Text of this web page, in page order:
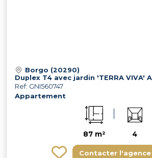
Borgo (20290)
Ref: GNI560747
Appartement
87 m² 4
Contacter l'agence